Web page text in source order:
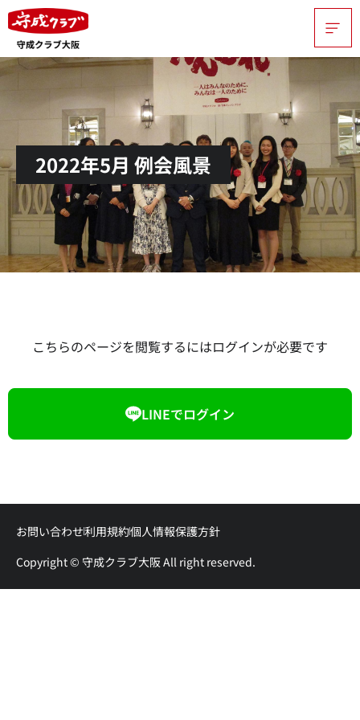
2022年5月 例会風景
こちらのページを閲覧するにはログインが必要です
LINEでログイン
Copyright © 守成クラブ大阪 All right reserved.
お問い合わせ利用規約個人情報保護方針